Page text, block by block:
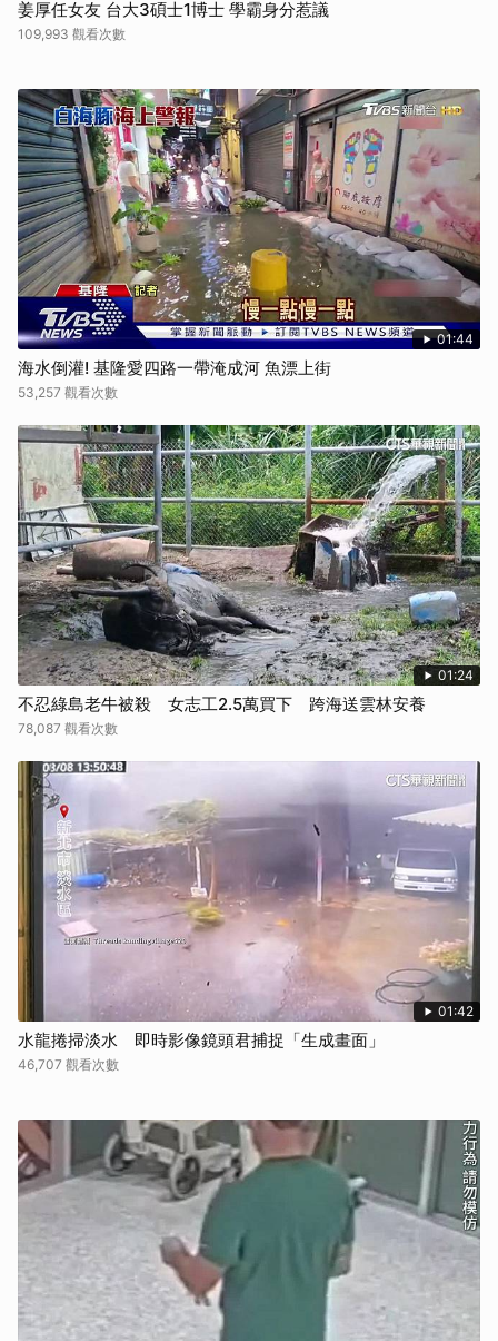
姜厚任女友 台大3碩士1博士 學霸身分惹議
109,993 觀看次數
01:44
海水倒灌! 基隆愛四路一帶淹成河 魚漂上街
53,257 觀看次數
01:24
不忍綠島老牛被殺 女志工2.5萬買下 跨海送雲林安養
78,087 觀看次數
01:42
水龍捲掃淡水 即時影像鏡頭君捕捉「生成畫面」
46,707 觀看次數